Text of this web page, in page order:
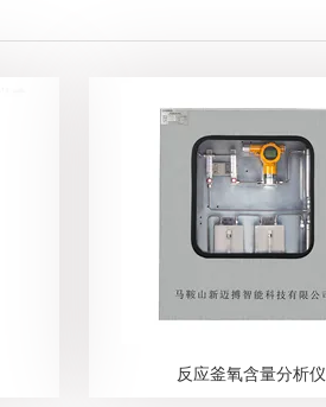
反应釜氧含量分析仪